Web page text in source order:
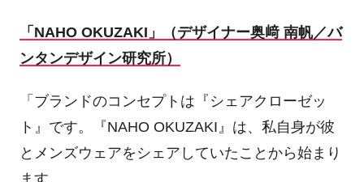
「NAHO OKUZAKI」（デザイナー奥﨑 南帆／バ
ンタンデザイン研究所）
「ブランドのコンセプトは『シェアクローゼッ
ト』です。『NAHO OKUZAKI』は、私自身が彼
とメンズウェアをシェアしていたことから始まり